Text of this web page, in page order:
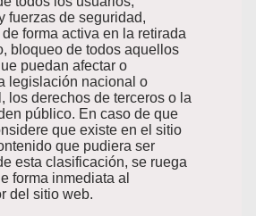
fuerzas de seguridad,
forma activa en la retirada
bloqueo de todos aquellos
puedan afectar o
legislación nacional o
los derechos de terceros o la
público. En caso de que
que existe en el sitio
que pudiera ser
esta clasificación, se ruega
forma inmediata al
del sitio web.